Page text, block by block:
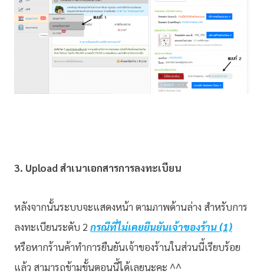
3. Upload สำเนาเอกสารการลงทะเบียน
หลังจากนั้นระบบจะแสดงหน้า ตามภาพด้านล่าง สำหรับการ
ลงทะเบียนระดับ 2 กรณีที่ไม่เคยยืนยันเจ้าของร้าน(1)
หรือหากร้านค้าทำการยืนยันเจ้าของร้านในส่วนนี้เรียบร้อย
แล้ว สามารถข้ามขั้นตอนนี้ได้เลยนะคะ ^^